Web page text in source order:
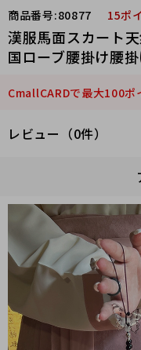
商品番号:80877 15ポ
漢服馬面スカート
国ローブ腰掛け腰
CmallCARDで最大100ポ
レビュー（0件）